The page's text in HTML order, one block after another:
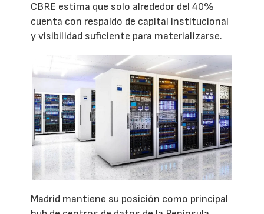
CBRE estima que solo alrededor del 40%
cuenta con respaldo de capital institucional
y visibilidad suficiente para materializarse.
Madrid mantiene su posición como principal